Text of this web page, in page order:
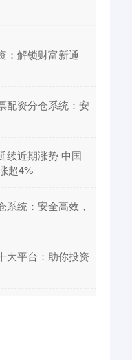
：解锁财富新通
配资分仓系统：安
续近期涨势 中国
超4%
系统：安全高效，
大平台：助你投资